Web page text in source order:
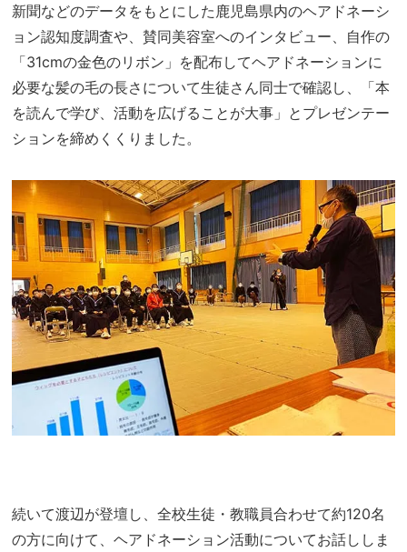
新聞などのデータをもとにした鹿児島県内のヘアドネーシ
ョン認知度調査や、賛同美容室へのインタビュー、自作の
「31cmの金色のリボン」を配布してヘアドネーションに
必要な髪の毛の長さについて生徒さん同士で確認し、「本
を読んで学び、活動を広げることが大事」とプレゼンテー
ションを締めくくりました。
続いて渡辺が登壇し、全校生徒・教職員合わせて約120名
の方に向けて、ヘアドネーション活動についてお話ししま